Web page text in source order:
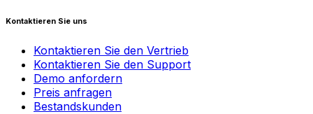
Kontaktieren Sie uns
Kontaktieren Sie den Vertrieb
Kontaktieren Sie den Support
Demo anfordern
Preis anfragen
Bestandskunden